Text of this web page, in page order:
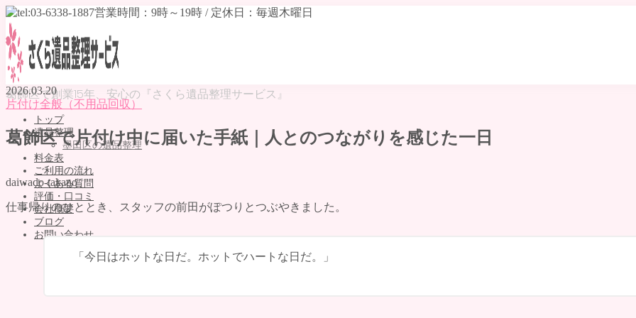
葛飾区で創業15年、安心の『さくら遺品整理サービス』
トップ
遺品整理
墨田区の遺品整理
料金表
ご利用の流れ
よくある質問
評価・口コミ
会社概要
ブログ
お問い合わせ
2026.03.20
片付け全般（不用品回収）
葛飾区で片付け中に届いた手紙｜人とのつながりを感じた一日
daiwado-takano
仕事帰りのひととき、スタッフの前田がぽつりとつぶやきました。
「今日はホットな日だ。ホットでハートな日だ。」